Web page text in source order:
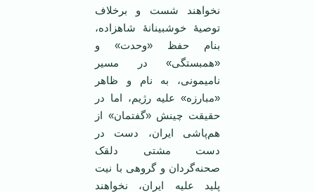
نخواهند شست و برخلاف
توصیۀ خوشبینانۀ شاهزاده،
بنام حفظ «وحدت» و
«همبستگی» در مسیر
نامیمونی، به نام و ظاهر
«مبارزه» علیه رژیم، اما در
حقیقت چینش «گفتمان» از
هم‌پاشی ایران، دست در
دست مشتی دلقک
صحنه‌گردان و گروهی با نیت‌
پلید علیه ایران، نخواهند